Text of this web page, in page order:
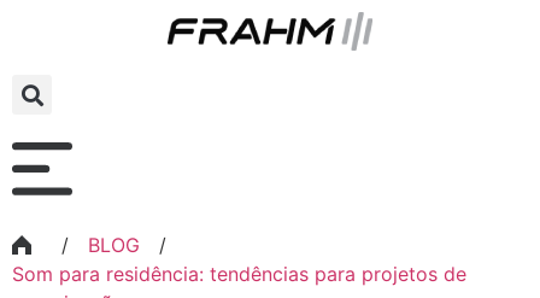
/ BLOG
/
Som para residência: tendências para projetos de